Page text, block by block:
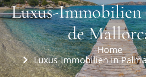
Luxus-Immobilien
de
Home
Luxus-Immobilien in